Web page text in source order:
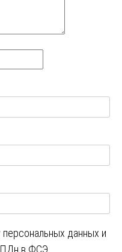
персональных данных и
ПДн в ФСЭ